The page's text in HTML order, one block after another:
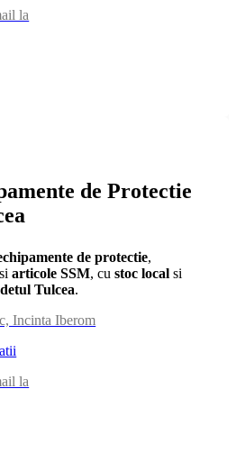
la
de Protectie
de protectie,
siarticole SSM, cu stoc local si
Tulcea.
Incinta Iberom
la